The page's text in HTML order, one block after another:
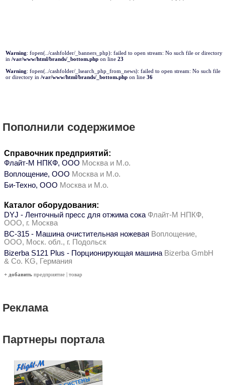
Warning: fopen(../cashfolder/_banners_php): failed to open stream: No such file or directory
in /var/www/html/brands/_bottom.php on line 23
Warning: fopen(../cashfolder/_lsearch_php_from_news): failed to open stream: No such file
or directory in /var/www/html/brands/_bottom.php on line 36
Пополнили содержимое
Справочник предприятий:
Флайт-М НПКФ, ООО Москва и М.о.
Воплощение, ООО Москва и М.о.
Би-Техно, ООО Москва и М.о.
Каталог оборудования:
DYJ - Ленточный пресс для отжима сока Флайт-М НПКФ,
ООО, г. Москва
ВС-315 - Машина очистительная ножевая Воплощение,
ООО, Моск. обл., г. Подольск
Bizerba S121 Plus - Порционирующая машина Bizerba GmbH
& Co. KG, Германия
+ добавить предприятие | товар
Реклама
Партнеры портала